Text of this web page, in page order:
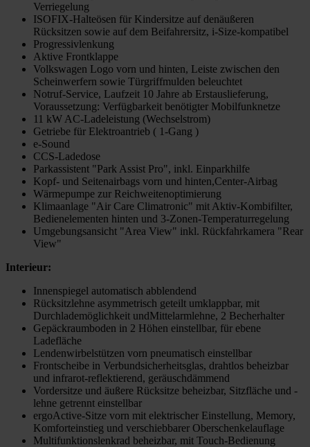
Verriegelung
ISOFIX-Halteösen für Kindersitze auf denäußeren
Rücksitzen sowie auf dem Beifahrersitz, i-Size-kompatibel
Progressivlenkung
Aktive Frontklappe
Volkswagen Logo vorn und hinten, Leiste zwischen den
Scheinwerfern sowie Türgriffmulden beleuchtet
Notruf-Service, Laufzeit 10 Jahre ab Erstauslieferung,
Voraussetzung: Verfügbarkeit benötigter Mobilfunknetze
11 kW AC-Ladeleistung (Wechselstrom)
Getriebe für Elektroantrieb ( 1-Gang )
e-Sound
CCS-Ladedose
Parkassistent "Park Assist Pro", inkl. Einparkhilfe
Kopf- und Seitenairbags vorn und hinten,Center-Airbag
Wärmepumpe zur Reichweitenoptimierung
Klimaanlage "Air Care Climatronic" mit Aktiv-Kombifilter,
Bedienelementen hinten und 3-Zonen-Temperaturregelung
Umgebungsansicht "Area View" inkl. Rückfahrkamera "Rear
View"
Interieur:
Innenspiegel automatisch abblendend
Rücksitzlehne asymmetrisch geteilt umklappbar, mit
Durchlademöglichkeit undMittelarmlehne, 2 Becherhalter
Gepäckraumboden in 2 Höhen einstellbar, für ebene
Ladefläche
Lendenwirbelstützen vorn pneumatisch einstellbar
Frontscheibe in Verbundsicherheitsglas, drahtlos beheizbar
und infrarot-reflektierend, geräuschdämmend
Vordersitze und äußere Rücksitze beheizbar, Sitzfläche und -
lehne getrennt einstellbar
ergoActive-Sitze vorn mit elektrischer Einstellung, Memory,
Komforteinstieg und verschiebbarer Oberschenkelauflage
Multifunktionslenkrad beheizbar, mit Touch-Bedienung